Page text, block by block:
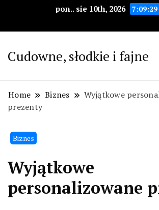
pon.. sie 10th, 2026
Cudowne, słodkie i fajne
Home Biznes
Wyjątkowe
prezenty
Biznes
Wyjątkowe
personalizowane